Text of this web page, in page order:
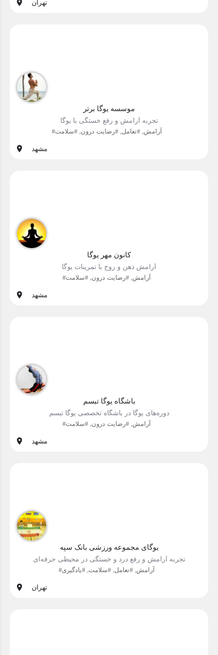
تهران
موسسه یوگا برتر
تجربه آرامش و رفع خستگی با یوگا
#آرامش, #تعامل, #رضایت درون, #سلامت
مشهد
کانون مهر یوگا
آرامش ذهن و روح با تمرینات یوگا
#آرامش, #رضایت درون, #سلامت
مشهد
باشگاه یوگا تبسم
دوره‌های یوگا در باشگاه تخصصی یوگا تبسم
#آرامش, #رضایت درون, #سلامت
مشهد
یوگای مجموعه ورزشی بانک سپه
تجربه آرامش و رفع درد و خستگی در محیطی حرفه‌ای
#آرامش, #تعامل, #سلامت, #یادگیری
تهران